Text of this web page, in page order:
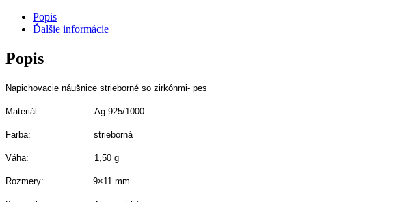
Popis
Ďalšie informácie
Popis
Napichovacie náušnice strieborné so zirkónmi- pes
Materiál: Ag 925/1000
Farba: strieborná
Váha: 1,50 g
Rozmery: 9×11 mm